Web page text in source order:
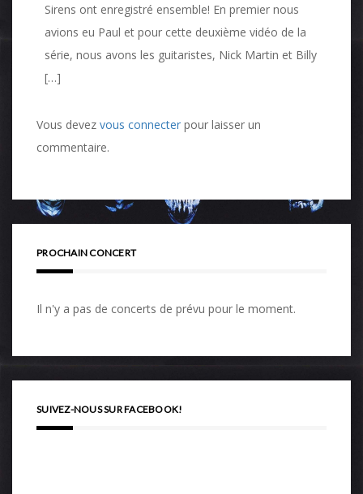
Sirens ont enregistré ensemble! En premier nous
avions eu Paul et pour cette deuxième vidéo de la
série, nous avons les guitaristes, Nick Martin et Billy
[…]
Vous devez vous connecter pour laisser un
commentaire.
PROCHAIN CONCERT
Il n'y a pas de concerts de prévu pour le moment.
SUIVEZ-NOUS SUR FACEBOOK!